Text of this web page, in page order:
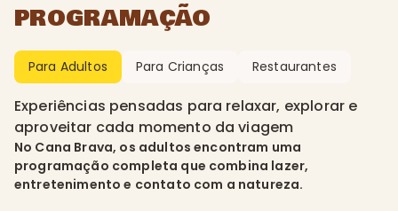
PROGRAMAÇÃO
Para Adultos Para Crianças Restaurantes
Experiências pensadas para relaxar, explorar e
aproveitar cada momento da viagem
No Cana Brava, os adultos encontram uma
programação completa que combina lazer,
entretenimento e contato com a natureza.